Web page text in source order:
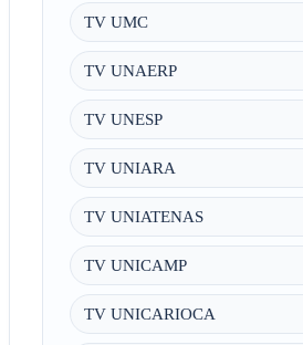
TV UMC
TV UNAERP
TV UNESP
TV UNIARA
TV UNIATENAS
TV UNICAMP
TV UNICARIOCA